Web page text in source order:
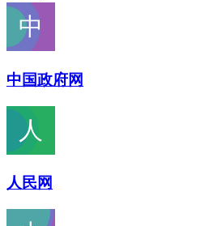
中国政府网
人民网